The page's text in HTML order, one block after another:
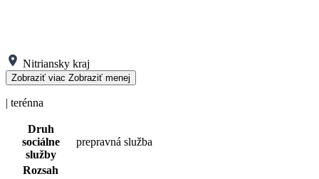
Nitriansky kraj
Zobraziť viac Zobraziť menej
| terénna
Druh
sociálne
služby
prepravná služba
Rozsah